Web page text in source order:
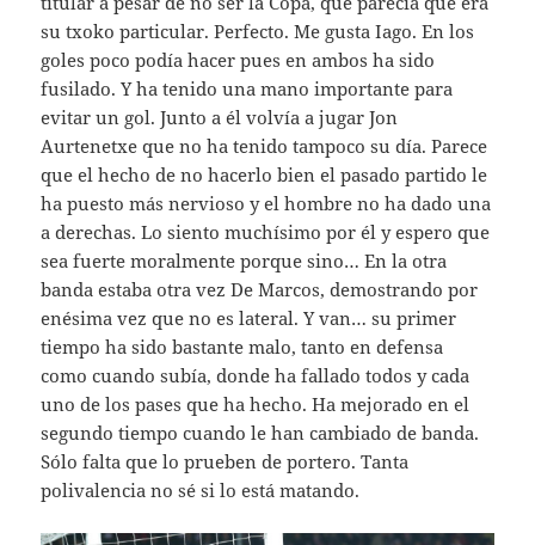
su txoko particular. Perfecto. Me gusta Iago. En los
goles poco podía hacer pues en ambos ha sido
fusilado. Y ha tenido una mano importante para
evitar un gol. Junto a él volvía a jugar Jon
Aurtenetxe que no ha tenido tampoco su día. Parece
que el hecho de no hacerlo bien el pasado partido le
ha puesto más nervioso y el hombre no ha dado una
a derechas. Lo siento muchísimo por él y espero que
sea fuerte moralmente porque sino… En la otra
banda estaba otra vez De Marcos, demostrando por
enésima vez que no es lateral. Y van… su primer
tiempo ha sido bastante malo, tanto en defensa
como cuando subía, donde ha fallado todos y cada
uno de los pases que ha hecho. Ha mejorado en el
segundo tiempo cuando le han cambiado de banda.
Sólo falta que lo prueben de portero. Tanta
polivalencia no sé si lo está matando.